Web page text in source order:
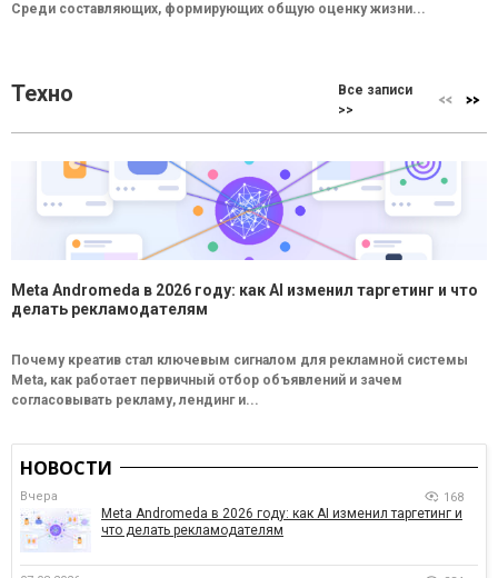
Среди составляющих, формирующих общую оценку жизни...
Техно
Все записи
>>
Meta Andromeda в 2026 году: как AI изменил таргетинг и что
делать рекламодателям
Почему креатив стал ключевым сигналом для рекламной системы
Meta, как работает первичный отбор объявлений и зачем
согласовывать рекламу, лендинг и...
НОВОСТИ
Вчера 168
Meta Andromeda в 2026 году: как AI изменил таргетинг и
что делать рекламодателям